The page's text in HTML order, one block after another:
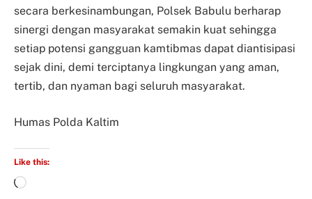
secara berkesinambungan, Polsek Babulu berharap
sinergi dengan masyarakat semakin kuat sehingga
setiap potensi gangguan kamtibmas dapat diantisipasi
sejak dini, demi terciptanya lingkungan yang aman,
tertib, dan nyaman bagi seluruh masyarakat.
Humas Polda Kaltim
Like this: